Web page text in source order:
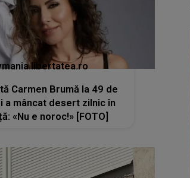
Carmen Brumă la 49 de
a mâncat desert zilnic în
«Nu e noroc!» [FOTO]